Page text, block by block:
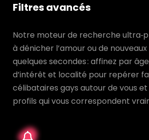
Filtres avancés
Notre moteur de recherche
à dénicher l’amour ou de
quelques secondes : affinez par
d’intérêt et localité pour repérer
célibataires gays autour de vous
profils qui vous correspondent